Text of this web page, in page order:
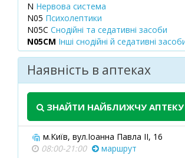
N Нервова система
N05 Психолептики
N05C Снодійні та седативні засоби
N05CM Інші снодійні й седативні
Наявність в аптеках
ЗНАЙТИ НАЙБЛИЖЧУ АПТЕКУ
м.Київ, вул.Іоанна Павла ІІ, 16
08:00-21:00
маршрут